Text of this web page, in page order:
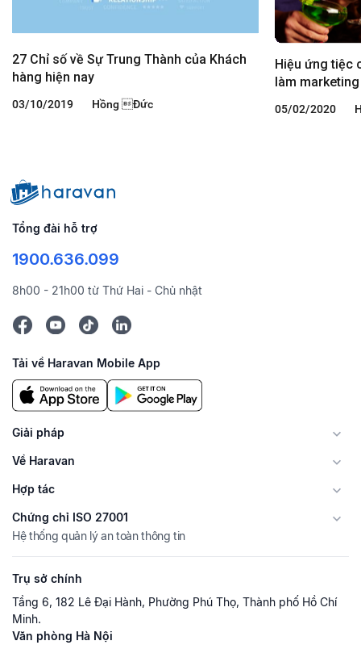
27 Chỉ số về Sự Trung Thành của Khách
hàng hiện nay
03/10/2019 Hồng Đức
Hiệu ứng tiệc
làm
05/02/2020
Tổng đài hỗ trợ
1900.636.099
8h00 - 21h00 từ Thứ Hai - Chủ nhật
Tải về Haravan Mobile App
Giải pháp
Về Haravan
Hợp tác
Chứng chỉ ISO 27001
Hệ thống quản lý an toàn thông tin
Trụ sở chính
Tầng 6, 182 Lê Đại Hành, Phường Phú Thọ, Thành phố Hồ Chí
Minh.
Văn phòng Hà Nội